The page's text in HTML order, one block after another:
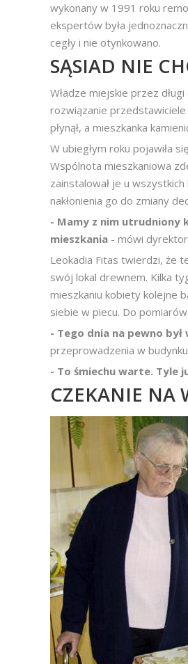
wykonany w 1991 roku
ekspertów była
cegły i nie otynkowano.
SĄSIAD NIE
Władze miejskie przez
rozwiązanie przedstawiciele
płynął, a mieszkanka
W ubiegłym roku pojawiła
Wspólnota mieszkaniowa
zainstalował je u
nakłonienia go do zmiany
- Mamy z nim utrudniony
mieszkania - mówi dyrektor
Leokadia Fitas twierdzi, że
swój lokal drewnem. Kilka
mieszkaniu kobiety kolejne
siebie w piecu. Do
- Tego dnia na pewno
przeprowadzenia w
- To śmiechu warte. Tyle
CZEKANIE NA